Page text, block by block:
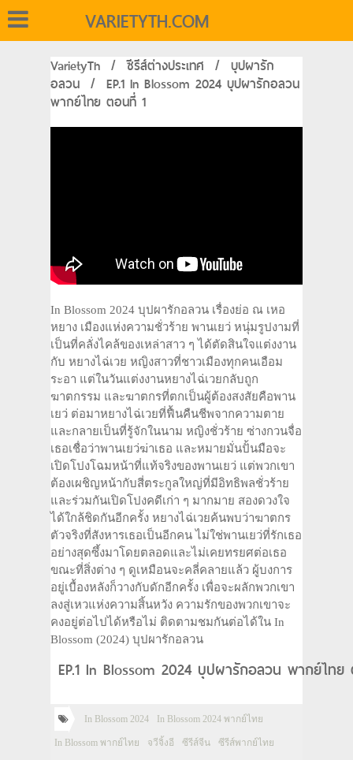
VARIETYTH.COM
VarietyTh / ซีรีส์ต่างประเทศ / บุปผารัก
อลวน / EP.1 In Blossom 2024 บุปผารักอลวน
พากย์ไทย ตอนที่ 1
In Blossom 2024 บุปผารักอลวน เรื่องย่อ ณ เหอ
หยาง เมืองแห่งความชั่วร้าย พานเยว่ หนุ่มรูปงามที่
เป็นที่คลั่งไคล้ของเหล่าสาว ๆ ได้ตัดสินใจแต่งงาน
กับ หยางไฉ่เวย หญิงสาวที่ชาวเมืองทุกคนเอือม
ระอา แต่ในวันแต่งงานหยางไฉ่เวยกลับถูก
ฆาตกรรม และฆาตกรที่ตกเป็นผู้ต้องสงสัยคือพาน
เยว่ ต่อมาหยางไฉ่เวยที่ฟื้นคืนชีพจากความตาย
และกลายเป็นที่รู้จักในนาม หญิงชั่วร้าย ซ่างกวนจื่อ
เธอเชื่อว่าพานเยว่ฆ่าเธอ และหมายมั่นปั้นมือจะ
เปิดโปงโฉมหน้าที่แท้จริงของพานเยว่ แต่พวกเขา
ต้องเผชิญหน้ากับสี่ตระกูลใหญ่ที่มีอิทธิพลชั่วร้าย
และร่วมกันเปิดโปงคดีเก่า ๆ มากมาย สองดวงใจ
ได้ใกล้ชิดกันอีกครั้ง หยางไฉ่เวยค้นพบว่าฆาตกร
ตัวจริงที่สังหารเธอเป็นอีกคน ไม่ใช่พานเยว่ที่รักเธอ
อย่างสุดซึ้งมาโดยตลอดและไม่เคยทรยศต่อเธอ
ขณะที่สิ่งต่าง ๆ ดูเหมือนจะคลี่คลายแล้ว ผู้บงการ
อยู่เบื้องหลังก็วางกับดักอีกครั้ง เพื่อจะผลักพวกเขา
ลงสู่เหวแห่งความสิ้นหวัง ความรักของพวกเขาจะ
คงอยู่ต่อไปได้หรือไม่ ติดตามชมกันต่อได้ใน In
Blossom (2024) บุปผารักอลวน
EP.1 In Blossom 2024 บุปผารักอลวน พากย์ไท
In Blossom 2024 In Blossom 2024 พากย์ไทย
In Blossom พากย์ไทย จวีจิ้งอี ซีรีส์จีน ซีรีส์พากย์ไทย